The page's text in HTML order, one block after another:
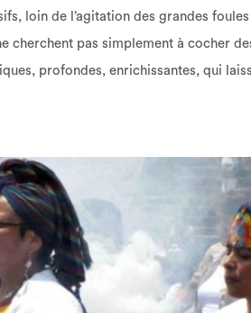
loin de l’agitation des grandes
cherchent pas simplement à cocher
profondes, enrichissantes, qui